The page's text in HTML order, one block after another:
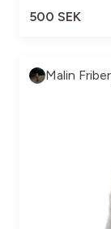
500 SEK
Malin